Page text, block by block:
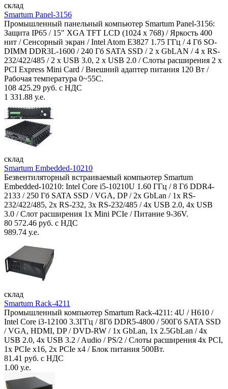
склад
Smartum Panel-3156
Промышленный панельный компьютер Smartum Panel-3156:
Защита IP65 / 15" XGA TFT LCD (1024 x 768) / Яркость 400
нит / Сенсорный экран / Intel Atom E3827 1.75 ГГц / 4 Гб SO-
DIMM DDR3L-1600 / 240 Гб SATA SSD / 2 x GbLAN / 4 x RS-
232/422/485 / 2 x USB 3.0, 2 x USB 2.0 / Слоты расширения 2 x
PCI Express Mini Card / Внешний адаптер питания 120 Вт /
Рабочая температура 0~55C.
108 425.29 руб. с НДС
1 331.88 у.е.
склад
Smartum Embedded-10210
Безвентиляторный встраиваемый компьютер Smartum
Embedded-10210: Intel Core i5-10210U 1.60 ГГц / 8 Гб DDR4-
2133 / 250 Гб SATA SSD / VGA, DP / 2х GbLan / 1х RS-
232/422/485, 2x RS-232, 3x RS-232/485 / 4x USB 2.0, 4х USB
3.0 / Слот расширения 1x Mini PCIe / Питание 9-36V.
80 572.46 руб. с НДС
989.74 у.е.
склад
Smartum Rack-4211
Промышленный компьютер Smartum Rack-4211: 4U / H610 /
Intel Core i3-12100 3.3ГГц / 8Гб DDR5-4800 / 500Гб SATA SSD
/ VGA, HDMI, DP / DVD-RW / 1x GbLan, 1x 2.5GbLan / 4x
USB 2.0, 4x USB 3.2 / Audio / PS/2 / Слоты расширения 4x PCI,
1x PCIe x16, 2x PCIe x4 / Блок питания 500Вт.
81.41 руб. с НДС
1.00 у.е.